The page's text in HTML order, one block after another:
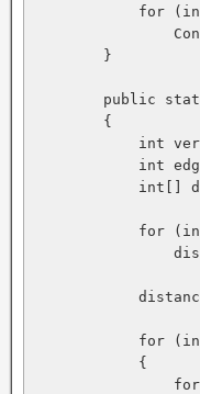
for
        }
public
        {
int
int
int[]
for
for
            {